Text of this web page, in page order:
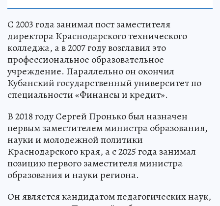
С 2003 года занимал пост заместителя
директора Краснодарского технического
колледжа, а в 2007 году возглавил это
профессиональное образовательное
учреждение. Параллельно он окончил
Кубанский государственный университет по
специальности «Финансы и кредит».
В 2018 году Сергей Пронько был назначен
первым заместителем министра образования,
науки и молодежной политики
Краснодарского края, а с 2025 года занимал
позицию первого заместителя министра
образования и науки региона.
Он является кандидатом педагогических наук,